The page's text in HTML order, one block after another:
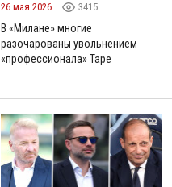
26 мая 2026 3415
В «Милане» многие
разочарованы увольнением
«профессионала» Таре